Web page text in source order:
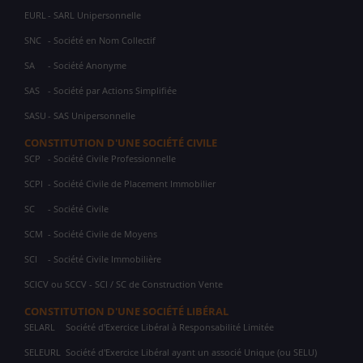
EURL - SARL Unipersonnelle
SNC - Société en Nom Collectif
SA - Société Anonyme
SAS - Société par Actions Simplifiée
SASU - SAS Unipersonnelle
CONSTITUTION D'UNE SOCIÉTÉ CIVILE
SCP - Société Civile Professionnelle
SCPI - Société Civile de Placement Immobilier
SC - Société Civile
SCM - Société Civile de Moyens
SCI - Société Civile Immobilière
SCICV ou SCCV - SCI / SC de Construction Vente
CONSTITUTION D'UNE SOCIÉTÉ LIBÉRAL
SELARL Société d'Exercice Libéral à Responsabilité Limitée
SELEURL Société d'Exercice Libéral ayant un associé Unique (ou SELU)